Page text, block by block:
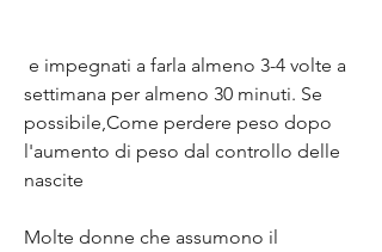
settimana per almeno 30 minuti. Se
possibile,Come perdere peso dopo
l'aumento di peso dal controllo delle
nascite
Molte donne che assumono il